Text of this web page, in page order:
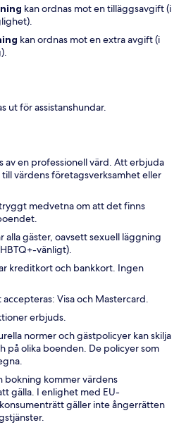
kan ordnas mot en tilläggsavgift (i
kan ordnas mot en extra avgift (i
ut för assistanshundar.
av en professionell värd. Att erbjuda
värdens företagsverksamhet eller
medvetna om att det finns
alla gäster, oavsett sexuell läggning
vänligt).
kreditkort och bankkort. Ingen
Visa och Mastercard.
erbjuds.
normer och gästpolicyer kan skilja
på olika boenden. De policyer som
bokning kommer värdens
gälla. I enlighet med EU-
gäller inte ångerrätten